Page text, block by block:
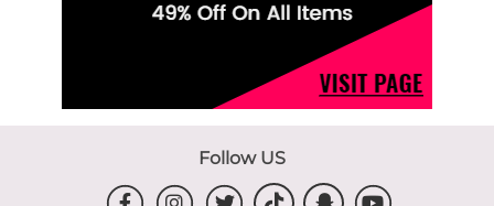
Follow US